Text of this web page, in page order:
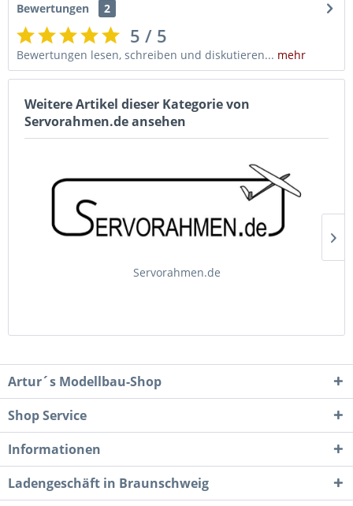
Bewertungen 2
5 / 5
Bewertungen lesen, schreiben und diskutieren... mehr
Weitere Artikel dieser Kategorie von
Servorahmen.de ansehen
Servorahmen.de
Artur´s Modellbau-Shop
Shop Service
Informationen
Ladengeschäft in Braunschweig